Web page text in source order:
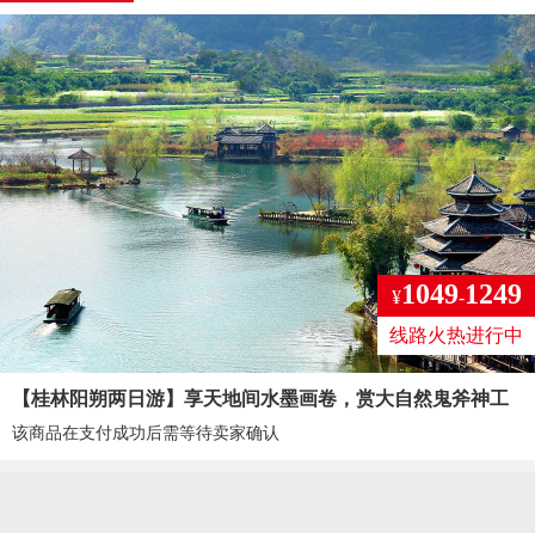
¥1049-1249
线路火热进行中
【桂林阳朔两日游】享天地间水墨画卷，赏大自然鬼斧神工
该商品在支付成功后需等待卖家确认